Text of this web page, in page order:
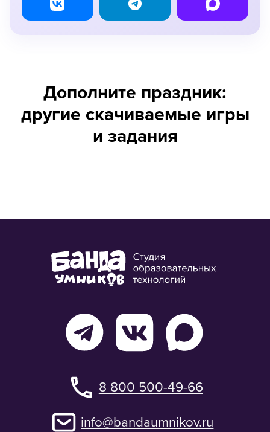
Дополните праздник:
другие скачиваемые игры
и задания